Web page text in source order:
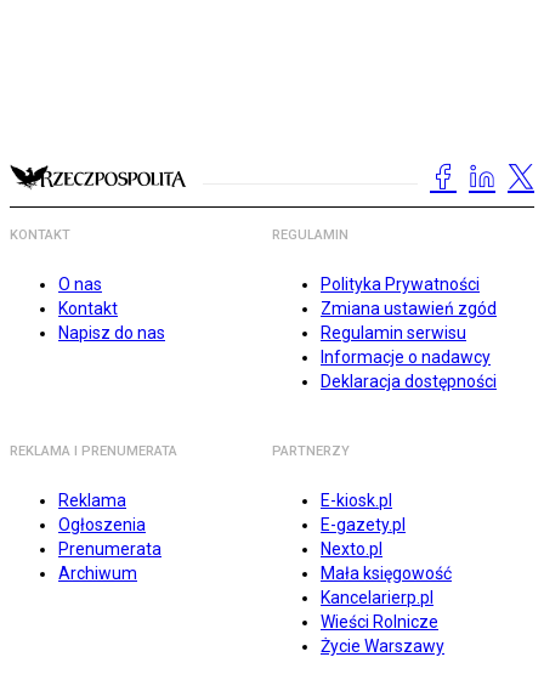
KONTAKT
O nas
Kontakt
Napisz do nas
REGULAMIN
Polityka Prywatności
Zmiana ustawień zgód
Regulamin serwisu
Informacje o nadawcy
Deklaracja dostępności
REKLAMA I PRENUMERATA
Reklama
Ogłoszenia
Prenumerata
Archiwum
PARTNERZY
E-kiosk.pl
E-gazety.pl
Nexto.pl
Mała księgowość
Kancelarierp.pl
Wieści Rolnicze
Życie Warszawy